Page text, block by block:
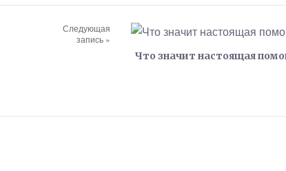
Следующая
запись »
Что значит настоящая